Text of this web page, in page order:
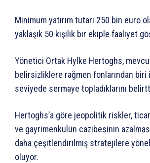
Minimum yatırım tutarı 250 bin euro
yaklaşık 50 kişilik bir ekiple faaliyet
Yönetici Ortak Hylke Hertoghs,
belirsizliklere rağmen fonlarından biri
seviyede sermaye topladıklarını
Hertoghs’a göre jeopolitik riskler,
ve gayrimenkulün cazibesinin
daha çeşitlendirilmiş stratejilere
oluyor.